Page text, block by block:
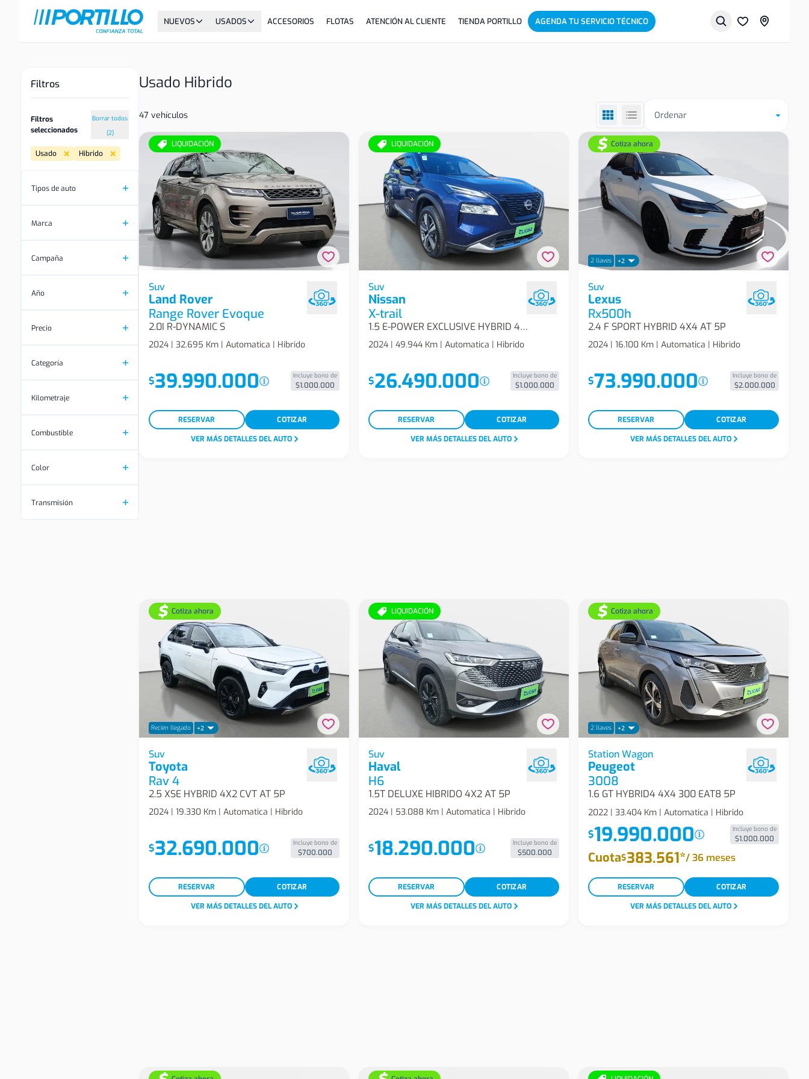
NUEVOS USADOS ACCESORIOS FLOTAS ATENCIÓN AL CLIENTE TIENDA PORTILLO AGENDA TU SERVICIO TÉCNICO
Filtros
Filtros
seleccionados
Borrar todos
(2)
Usado Hibrido
Tipos de auto
Marca
Campaña
Año
Precio
Categoría
Kilometraje
Combustible
Color
Transmisión
Usado Hibrido
47 vehículos Ordenar
LIQUIDACIÓN
Land Rover Range Rover Evoque 2.0i R-
Dynamic S Suv
Suv
Land Rover
Range Rover Evoque
2.0I R-DYNAMIC S
2024 | 32.695 Km | Automatica | Hibrido
$39.990.000 Incluye bono de
$1.000.000
RESERVAR
COTIZAR
VER MÁS DETALLES DEL AUTO
LIQUIDACIÓN
Nissan X-Trail 1.5 E-Power Exclusive Hybrid
4x4 Cvt At 5p Suv
Suv
Nissan
X-trail
1.5 E-POWER EXCLUSIVE HYBRID 4X4 CVT AT 5P
2024 | 49.944 Km | Automatica | Hibrido
$26.490.000 Incluye bono de
$1.000.000
RESERVAR
COTIZAR
VER MÁS DETALLES DEL AUTO
Cotiza ahora
2 llaves +2
Lexus Rx500h 2.4 F Sport Hybrid 4x4 At 5p
Suv
Suv
Lexus
Rx500h
2.4 F SPORT HYBRID 4X4 AT 5P
2024 | 16.100 Km | Automatica | Hibrido
$73.990.000 Incluye bono de
$2.000.000
RESERVAR
COTIZAR
VER MÁS DETALLES DEL AUTO
Cotiza ahora
Recién llegado +2
Toyota Rav 4 2.5 Xse Hybrid 4x2 Cvt At 5p
Suv
Suv
Toyota
Rav 4
2.5 XSE HYBRID 4X2 CVT AT 5P
2024 | 19.330 Km | Automatica | Hibrido
$32.690.000 Incluye bono de
$700.000
RESERVAR
COTIZAR
VER MÁS DETALLES DEL AUTO
LIQUIDACIÓN
Haval H6 1.5t Deluxe Hibrido 4x2 At 5p Suv
Suv
Haval
H6
1.5T DELUXE HIBRIDO 4X2 AT 5P
2024 | 53.088 Km | Automatica | Hibrido
$18.290.000 Incluye bono de
$500.000
RESERVAR
COTIZAR
VER MÁS DETALLES DEL AUTO
Cotiza ahora
2 llaves +2
Peugeot 3008 1.6 Gt Hybrid4 4x4 300 Eat8
5p Station Wagon
Station Wagon
Peugeot
3008
1.6 GT HYBRID4 4X4 300 EAT8 5P
2022 | 33.404 Km | Automatica | Hibrido
$19.990.000 Incluye bono de
$1.000.000
Cuota$383.561*/36 meses
RESERVAR
COTIZAR
VER MÁS DETALLES DEL AUTO